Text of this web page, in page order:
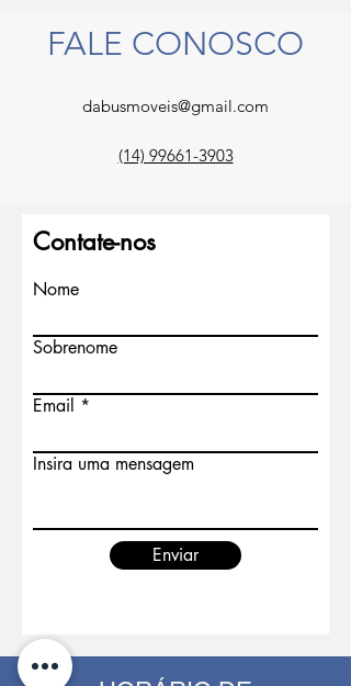
dabusmoveis@gmail.com
(14) 99661-3903
FALE CONOSCO
Contate-nos
Nome
Sobrenome
Email
Insira uma mensagem
Enviar